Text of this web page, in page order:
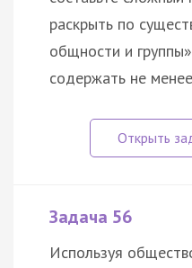
раскрыть по
общности и
содержать не
Задача 56
Используя